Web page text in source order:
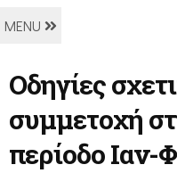
MENU
Οδηγίες
συμμετοχή
περίοδο Ιαν-